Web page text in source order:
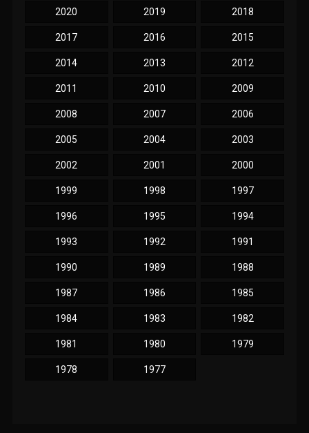
2020 2019 2018
2017 2016 2015
2014 2013 2012
2011 2010 2009
2008 2007 2006
2005 2004 2003
2002 2001 2000
1999 1998 1997
1996 1995 1994
1993 1992 1991
1990 1989 1988
1987 1986 1985
1984 1983 1982
1981 1980 1979
1978 1977